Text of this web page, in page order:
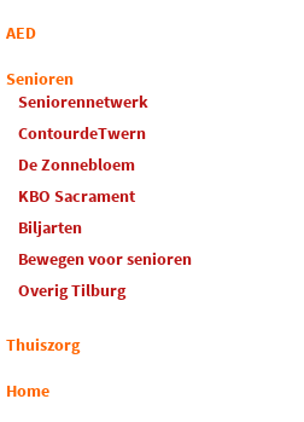
AED
Senioren
Seniorennetwerk
ContourdeTwern
De Zonnebloem
KBO Sacrament
Biljarten
Bewegen voor senioren
Overig Tilburg
Thuiszorg
Home